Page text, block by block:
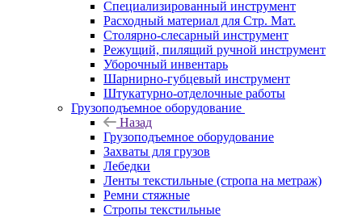
Специализированный инструмент
Расходный материал для Стр. Мат.
Столярно-слесарный инструмент
Режущий, пилящий ручной инструмент
Уборочный инвентарь
Шарнирно-губцевый инструмент
Штукатурно-отделочные работы
Грузоподъемное оборудование
Назад
Грузоподъемное оборудование
Захваты для грузов
Лебедки
Ленты текстильные (стропа на метраж)
Ремни стяжные
Стропы текстильные